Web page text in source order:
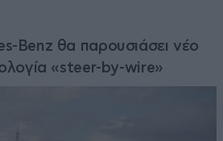
Benz θα παρουσιάσει νέο
«steer-by-wire»